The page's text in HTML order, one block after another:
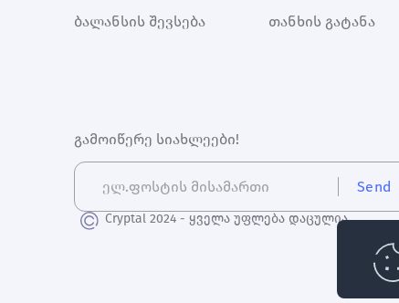
ბალანსის შევსება თანხის გატანა
გამოიწერე სიახლეები!
Send
Cryptal 2024 - ყველა უფლება დაცულია